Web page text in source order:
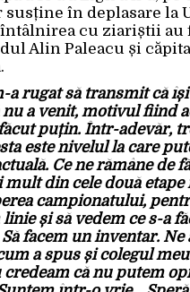
în deplasare la
cu ziariștii au
Alin Paleacu și
a rugat să transmit că își
a venit, motivul fiind
puțin. Într-adevăr,
este nivelul la care
Ce ne rămâne de
mult din cele două etape
campionatului,
linie și să vedem ce s-a
facem un inventar. Ne
a spus și colegul
că nu putem